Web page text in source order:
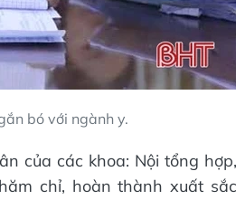
bó với ngành y.
của các khoa: Nội tổng hợp,
chỉ, hoàn thành xuất sắc